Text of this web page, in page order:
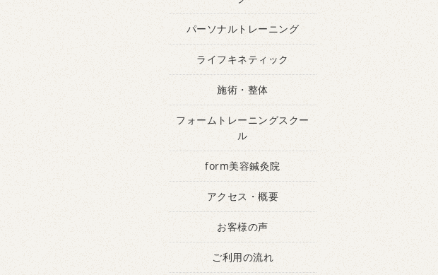
パーソナルトレーニング
ライフキネティック
施術・整体
フォームトレーニングスクー
ル
form美容鍼灸院
アクセス・概要
お客様の声
ご利用の流れ